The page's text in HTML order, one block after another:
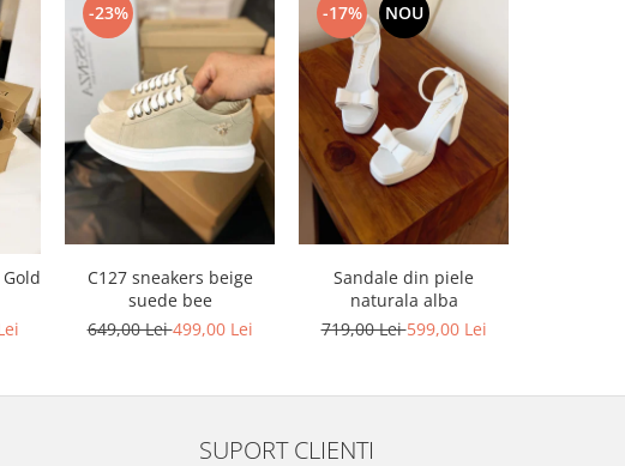
-23%
C127 sneakers beige
suede bee
649,00 Lei499,00 Lei
-17% NOU
Sandale din piele
naturala alba
719,00 Lei599,00 Lei
SUPORT CLIENTI